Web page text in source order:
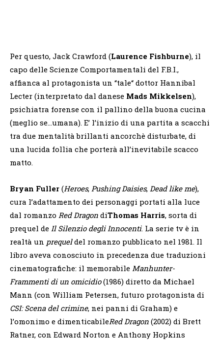
Per questo, Jack Crawford (Laurence Fishburne), il
capo delle Scienze Comportamentali del F.B.I.,
affianca al protagonista un “tale“ dottor Hannibal
Lecter (interpretato dal danese Mads Mikkelsen),
psichiatra forense con il pallino della buona cucina
(meglio se…umana). E’ l’inizio di una partita a scacchi
tra due mentalità brillanti ancorchè disturbate, di
una lucida follia che porterà all’inevitabile scacco
matto.
Bryan Fuller (Heroes, Pushing Daisies, Dead like me),
cura l’adattamento dei personaggi portati alla luce
dal romanzo Red Dragon diThomas Harris, sorta di
prequel de Il Silenzio degli Innocenti. La serie tv è in
realtà un prequeldel romanzo pubblicato nel 1981. Il
libro aveva conosciuto in precedenza due traduzioni
cinematografiche: il memorabile Manhunter-
Frammenti di un omicidio(1986) diretto da Michael
Mann (con William Petersen, futuro protagonista di
CSI: Scena del crimine, nei panni di Graham) e
l’omonimo e dimenticabileRed Dragon (2002) di Brett
Ratner, con Edward Norton e Anthony Hopkins